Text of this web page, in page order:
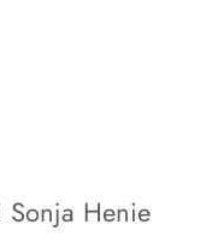
Sonja Henie